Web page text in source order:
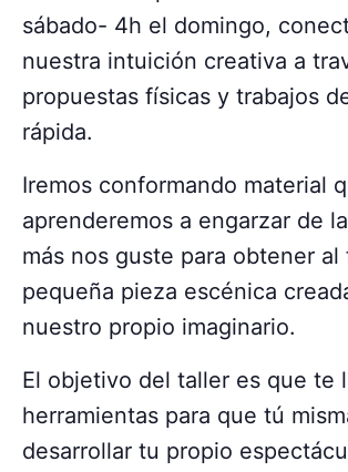
sábado- 4h el domingo,
nuestra intuición creativa a
propuestas físicas y trabajos
rápida.
Iremos conformando material
aprenderemos a engarzar de
más nos guste para obtener al
pequeña pieza escénica
nuestro propio imaginario.
El objetivo del taller es que te
herramientas para que tú
desarrollar tu propio